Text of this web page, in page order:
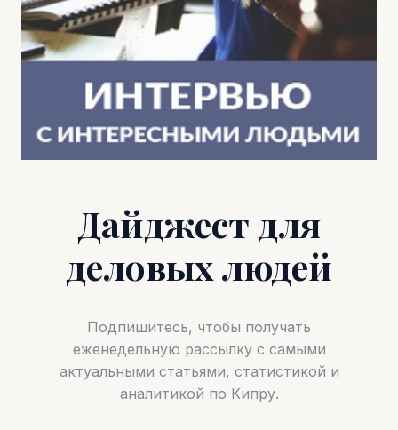
Дайджест для
деловых людей
Подпишитесь, чтобы получать
еженедельную рассылку с самыми
актуальными статьями, статистикой и
аналитикой по Кипру.